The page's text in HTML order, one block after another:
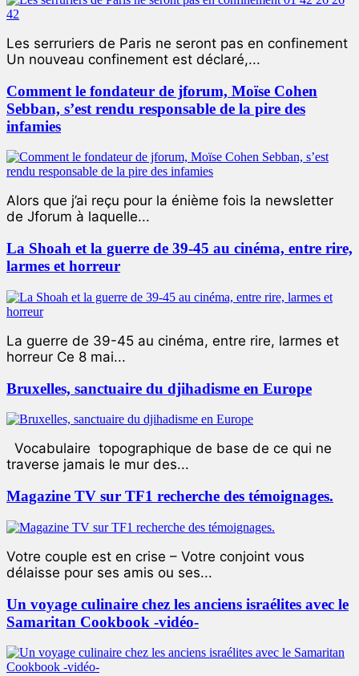
Les serruriers de Paris ne seront pas en confinement
Un nouveau confinement est déclaré,...
Comment le fondateur de jforum, Moïse Cohen
Sebban, s’est rendu responsable de la pire des
infamies
Alors que j’ai reçu pour la énième fois la newsletter
de Jforum à laquelle...
La Shoah et la guerre de 39-45 au cinéma, entre rire,
larmes et horreur
La guerre de 39-45 au cinéma, entre rire, larmes et
horreur Ce 8 mai...
Bruxelles, sanctuaire du djihadisme en Europe
Vocabulaire topographique de base de ce qui ne
traverse jamais le mur des...
Magazine TV sur TF1 recherche des témoignages.
Votre couple est en crise – Votre conjoint vous
délaisse pour ses amis ou ses...
Un voyage culinaire chez les anciens israélites avec le
Samaritan Cookbook -vidéo-